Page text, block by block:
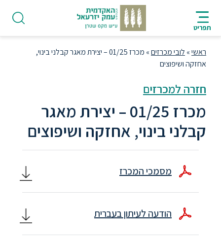
לתוכן
מרכזי
העמוד
תפריט
HE
פודקאסט
אודות
ראשון
היחידה
ללימודי
אנגלית
ראשי» לובי מכרזים»
מכרז 01/25 – יצירת מאגר קבלני בינוי,
אחזקה ושיפוצים
מכרז 01/25 – יצירת מאגר
קבלני בינוי, אחזקה ושיפוצים
חזרה למכרזים
מסמכי המכרז
הודעה לעיתון בעברית